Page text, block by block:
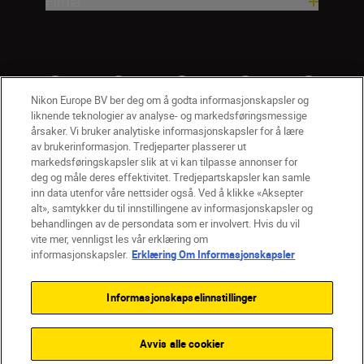
NO Nikon Sites
Kontakt oss Personvernerklæring
Vilkår og betingelser for Nikon Store
Erklæring Om Informasjonskapsler
Tilgjengelighet
Innstillinger for informasjonskapsler
Nikon Europe BV ber deg om å godta informasjonskapsler og
liknende teknologier av analyse- og markedsføringsmessige
årsaker. Vi bruker analytiske informasjonskapsler for å lære
av brukerinformasjon. Tredjeparter plasserer ut
markedsføringskapsler slik at vi kan tilpasse annonser for
deg og måle deres effektivitet. Tredjepartskapsler kan samle
inn data utenfor våre nettsider også. Ved å klikke «Aksepter
alt», samtykker du til innstillingene av informasjonskapsler og
behandlingen av de persondata som er involvert. Hvis du vil
vite mer, vennligst les vår erklæring om
informasjonskapsler. Erklæring Om Informasjonskapsler
Informasjonskapselinnstillinger
Avvis alle cookier